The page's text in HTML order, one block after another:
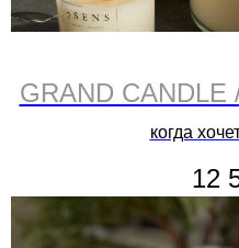
GRAND
когда
12